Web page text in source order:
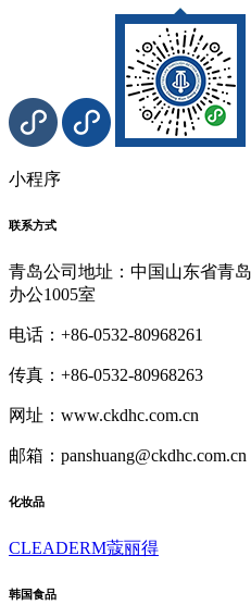
小程序
联系方式
青岛公司地址：中国山东省青
办公1005室
电话：+86-0532-80968261
传真：+86-0532-80968263
网址：www.ckdhc.com.cn
邮箱：panshuang@ckdhc.com.cn
化妆品
CLEADERM蔻丽得
韩国食品